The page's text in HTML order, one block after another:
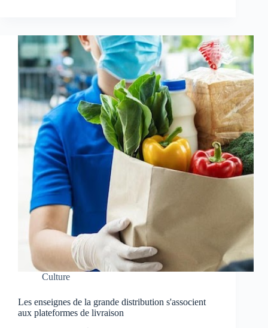
Culture
Les enseignes de la grande distribution s'associent
aux plateformes de livraison